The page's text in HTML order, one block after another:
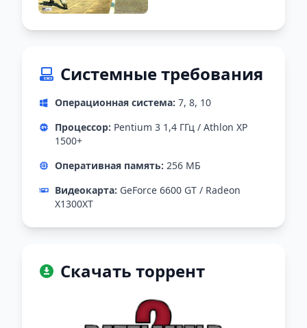
Системные требования
Операционная система: 7, 8, 10
Процессор: Pentium 3 1,4 ГГц / Athlon ХР
1500+
Оперативная память: 256 МБ
Видеокарта: GeForce 6600 GT / Radeon
X1300XT
Скачать торрент